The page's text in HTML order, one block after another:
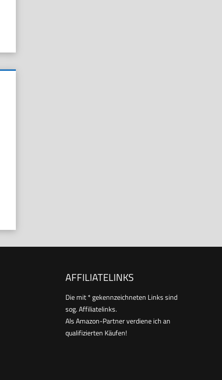
AFFILIATELINKS
Die mit * gekennzeichneten Links sind
sog. Affiliatelinks.
Als Amazon-Partner verdiene ich an
qualifizierten Käufen!